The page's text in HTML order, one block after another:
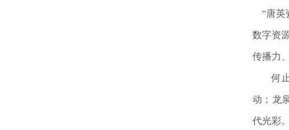
“唐英
数字资
传播力
何止
动；龙
代光彩。